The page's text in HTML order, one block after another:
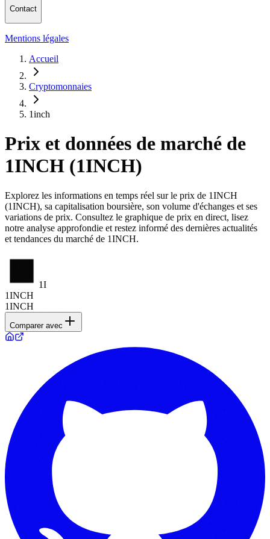
Contact
Mentions légales
Accueil
Cryptomonnaies
1inch
Prix et données de marché de
1INCH (1INCH)
Explorez les informations en temps réel sur le prix de 1INCH
(1INCH), sa capitalisation boursière, son volume d'échanges et ses
variations de prix. Consultez le graphique de prix en direct, lisez
notre analyse approfondie et restez informé des dernières actualités
et tendances du marché de 1INCH.
1I
1INCH
1INCH
Comparer avec